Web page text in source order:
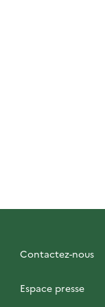
Contactez-nous
Espace presse